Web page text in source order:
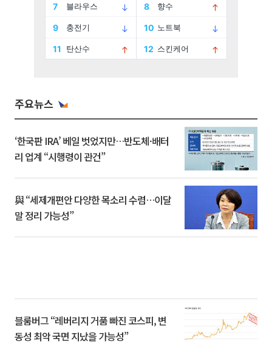
주요뉴스
‘한국판 IRA’ 베일 벗었지만…반도체·배터
리 업계 “시행령이 관건”
與 “세제개편안 다양한 목소리 수렴…이달
말 정리 가능성”
블룸버그 “레버리지 거품 빠진 코스피, 변
동성 최악 국면 지났을 가능성”